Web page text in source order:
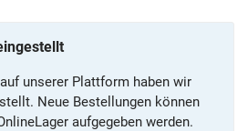
unserer Plattform haben wir
Neue Bestellungen können
aufgegeben werden.